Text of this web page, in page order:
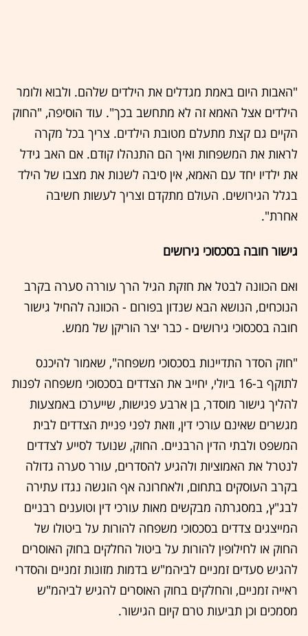
"האבות היום באמת מגדלים את הילדים שלהם. ולבוא ולומר
הילדים אצל האמא זה לא מתחשב בכך". עוד הוסיפה, "החוק
הקיים גם קצת מתעלם מטובת הילדים. צריך בכל מקרה
לראות את המשפחות ואיך הם התנהלו קודם. אם האב גידל
את ילדיו יחד עם האמא, אין סיבה לשנות את מצבו של הילד
בגלל הגירושים. העולם מתקדם וצריך לעשות חשיבה
אחרת".
גישור חובה בסכסוכי גירושים
ואם הכוונה לבטל את חזקת הגיל הרך עוררה סערה בקרב
הנוכחים, הנושא הבא שנדון בפורום - הכוונה להחיל גישור
חובה בסכסוכי גירושים - כבר יצר הוריקן של ממש.
"חוק הסדר התדיינות בסכסוכי משפחה", שאמור להיכנס
לתוקף ב-16 ביולי, יחייב את הצדדים בסכסוכי משפחה לפנות
להליך גישור מוסדר, בן ארבע פגישות, שייערכו באמצעות
מגשרים שאינם עורכי דין, וזאת לפני פניית הצדדים לבית
המשפט ולבתי הדין הרבניים. החוק, שנועד לסייע לצדדים
לנטרל את האמוציות ולהגיע להסדרים, עורר סערה גדולה
בקרב העוסקים בתחום, ולאחרונה אף הוגשה נגדו עתירה
לבג"ץ, במסגרתה מבקשים מאות עורכי דין וטוענים רבניים
המייצגים צדדים בסכסוכי משפחה להורות על ביטולו של
החוק או לחילופין להורות על ביטול החלקים בחוק האוסרים
להגיש סעדים זמניים לביהמ"ש בדמות מזונות זמניים והסדרי
ראייה זמניים, והחלקים בחוק האוסרים להגיש לביהמ"ש
מסמכים וכן תביעות טרם קיום הגישור.